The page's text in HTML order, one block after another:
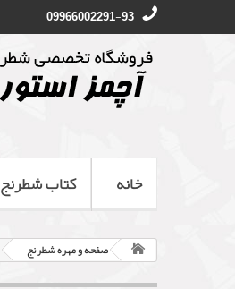
09966002291-93
خانه کتاب شطرنج
صفحه و مهره شطرنج